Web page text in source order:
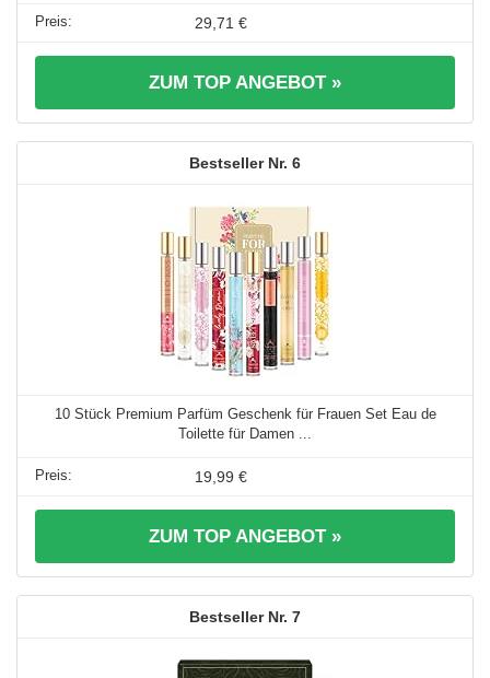
29,71 €
ZUM TOP ANGEBOT »
6
10 Stück Premium Parfüm Geschenk für Frauen Set Eau de
Toilette für Damen ...
19,99 €
ZUM TOP ANGEBOT »
7